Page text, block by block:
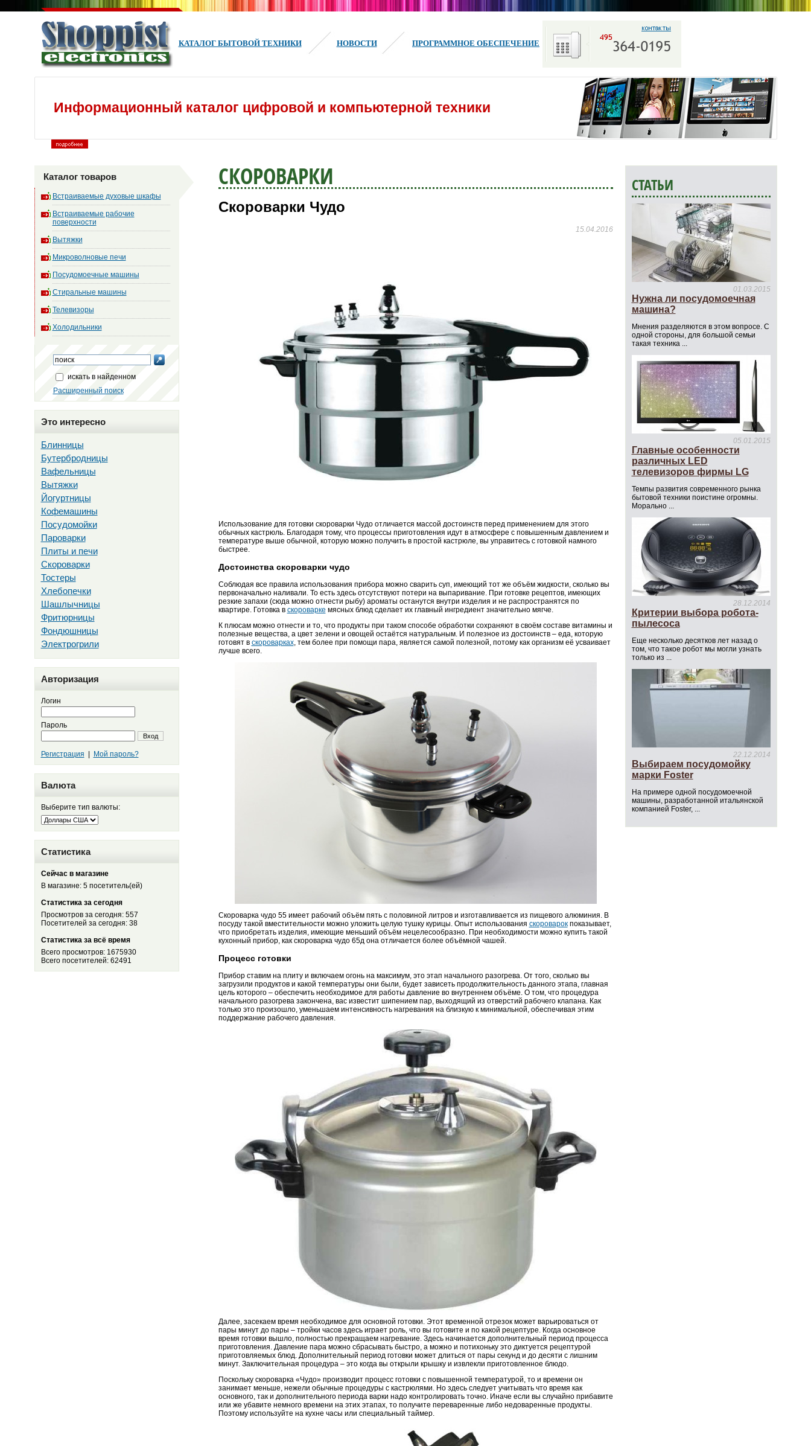
КАТАЛОГ БЫТОВОЙ ТЕХНИКИ НОВОСТИ ПРОГРАММНОЕ ОБЕСПЕЧЕНИЕ
Информационный каталог цифровой и компьютерной техники
Каталог товаров
Встраиваемые духовые шкафы
Встраиваемые рабочие
поверхности
Вытяжки
Микроволновые печи
Посудомоечные машины
Стиральные машины
Телевизоры
Холодильники
искать в найденном
Расширенный поиск
Это интересно
Блинницы
Бутербродницы
Вафельницы
Вытяжки
Йогуртницы
Кофемашины
Посудомойки
Пароварки
Плиты и печи
Скороварки
Тостеры
Хлебопечки
Шашлычницы
Фритюрницы
Фондюшницы
Электрогрили
Авторизация
Логин
Пароль
Вход
Регистрация Мой пароль?
Валюта
Выберите тип валюты:
Статистика
Сейчас в магазине
В магазине: 5 посетитель(ей)
Статистика за сегодня
Просмотров за сегодня: 557
Посетителей за сегодня: 38
Статистика за всё время
Всего просмотров: 1675930
Всего посетителей: 62491
СКОРОВАРКИ
Скороварки Чудо
15.04.2016
Использование для готовки скороварки Чудо отличается массой достоинств перед применением для этого
обычных кастрюль. Благодаря тому, что процессы приготовления идут в атмосфере с повышенным давлением и
температуре выше обычной, которую можно получить в простой кастрюле, вы управитесь с готовкой намного
быстрее.
Достоинства скороварки чудо
Соблюдая все правила использования прибора можно сварить суп, имеющий тот же объём жидкости, сколько вы
первоначально наливали. То есть здесь отсутствуют потери на выпаривание. При готовке рецептов, имеющих
резкие запахи (сюда можно отнести рыбу) ароматы останутся внутри изделия и не распространятся по
квартире. Готовка в скороварке мясных блюд сделает их главный ингредиент значительно мягче.
К плюсам можно отнести и то, что продукты при таком способе обработки сохраняют в своём составе витамины и
полезные вещества, а цвет зелени и овощей остаётся натуральным. И полезное из достоинств – еда, которую
готовят в скороварках, тем более при помощи пара, является самой полезной, потому как организм её усваивает
лучше всего.
Скороварка чудо 55 имеет рабочий объём пять с половиной литров и изготавливается из пищевого алюминия. В
посуду такой вместительности можно уложить целую тушку курицы. Опыт использования скороварокпоказывает,
что приобретать изделия, имеющие меньший объём нецелесообразно. При необходимости можно купить такой
кухонный прибор, как скороварка чудо 65д она отличается более объёмной чашей.
Процесс готовки
Прибор ставим на плиту и включаем огонь на максимум, это этап начального разогрева. От того, сколько вы
загрузили продуктов и какой температуры они были, будет зависеть продолжительность данного этапа, главная
цель которого – обеспечить необходимое для работы давление во внутреннем объёме. О том, что процедура
начального разогрева закончена, вас известит шипением пар, выходящий из отверстий рабочего клапана. Как
только это произошло, уменьшаем интенсивность нагревания на близкую к минимальной, обеспечивая этим
поддержание рабочего давления.
Далее, засекаем время необходимое для основной готовки. Этот временной отрезок может варьироваться от
пары минут до пары – тройки часов здесь играет роль, что вы готовите и по какой рецептуре. Когда основное
время готовки вышло, полностью прекращаем нагревание. Здесь начинается дополнительный период процесса
приготовления. Давление пара можно сбрасывать быстро, а можно и потихоньку это диктуется рецептурой
приготовляемых блюд. Дополнительный период готовки может длиться от пары секунд и до десяти с лишним
минут. Заключительная процедура – это когда вы открыли крышку и извлекли приготовленное блюдо.
Поскольку скороварка «Чудо» производит процесс готовки с повышенной температурой, то и времени он
занимает меньше, нежели обычные процедуры с кастрюлями. Но здесь следует учитывать что время как
основного, так и дополнительного периода варки надо контролировать точно. Иначе если вы случайно прибавите
или же убавите немного времени на этих этапах, то получите переваренные либо недоваренные продукты.
Поэтому используйте на кухне часы или специальный таймер.
СТАТЬИ
01.03.2015
Нужна ли посудомоечная
машина?
Мнения разделяются в этом вопросе. С
одной стороны, для большой семьи
такая техника ...
05.01.2015
Главные особенности
различных LED
телевизоров фирмы LG
Темпы развития современного рынка
бытовой техники поистине огромны.
Морально ...
28.12.2014
Критерии выбора робота-
пылесоса
Еще несколько десятков лет назад о
том, что такое робот мы могли узнать
только из ...
22.12.2014
Выбираем посудомойку
марки Foster
На примере одной посудомоечной
машины, разработанной итальянской
компанией Foster, ...